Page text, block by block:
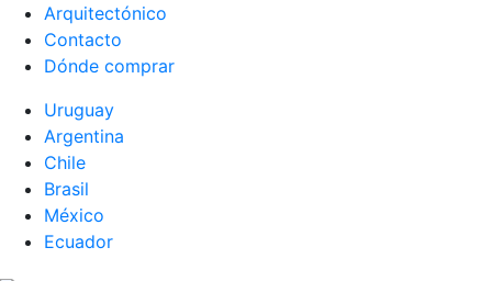
Arquitectónico
Contacto
Dónde comprar
Uruguay
Argentina
Chile
Brasil
México
Ecuador